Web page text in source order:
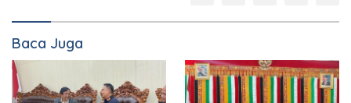
Baca Juga